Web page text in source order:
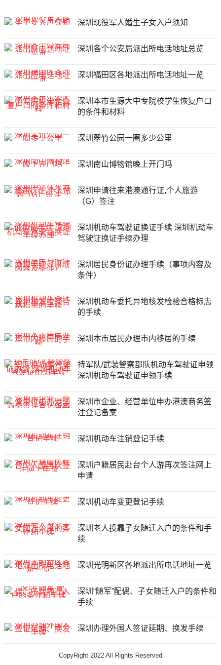
深圳现役军人婚生子女入户须知
深圳各个公安局派出所电话地址总览
深圳福田区各地派出所电话地址一览
深圳本市生源大中专院校学生恢复户口
的条件和材料
深圳翠竹公园一圈多少公里
深圳南山博物馆晚上开门吗
深圳申请往来港澳通行证,个人旅游
（G）签注
深圳机动车驾驶证换证手续 深圳机动车
驾驶证换证手续办理
深圳居民身份证办理手续（事项内容及
条件）
深圳机动车委托异地核发检验合格标志
的手续
深圳本市居民办理市内移居的手续
持军队/武装警察部队机动车驾驶证申领
深圳机动车驾驶证申领手续
深圳市企业、经营单位申办港澳商务签
注登记备案
深圳机动车注销登记手续
深圳户籍居民赴台个人游再次签注网上
申请
深圳机动车变更登记手续
深圳老人投靠子女随迁入户的条件和手
续
深圳光明新区各地派出所电话地址一览
深圳“随军”配偶、子女随迁入户的条件和
手续
深圳办理外国人签证延期、换发手续
CopyRight 2022 All Rights Reserved